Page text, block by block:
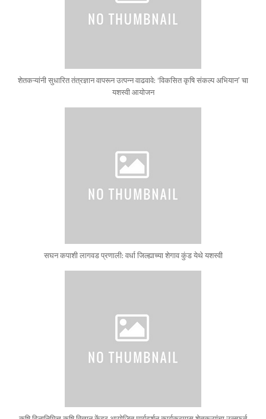
शेतकऱ्यांनी सुधारित तंत्रज्ञान वापरून उत्पन्न वाढवावे: ‘विकसित कृषि संकल्प अभियान’ चा
यशस्वी आयोजन
सघन कपाशी लागवड प्रणाली: वर्धा जिल्ह्याच्या शेगाव कुंड येथे यशस्वी